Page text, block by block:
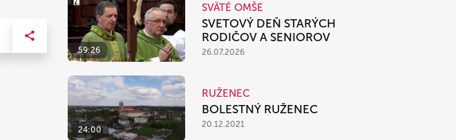
59:26
SVÄTÉ OMŠE
SVETOVÝ DEŇ STARÝCH
RODIČOV A SENIOROV
26.07.2026
24:00
RUŽENEC
BOLESTNÝ RUŽENEC
20.12.2021